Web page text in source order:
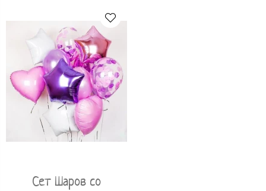
Сет Шаров со